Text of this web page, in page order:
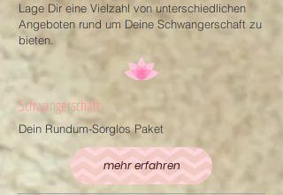
Lage Dir eine Vielzahl von unterschiedlichen
Angeboten rund um Deine Schwangerschaft zu
bieten.
Schwangerschaft
Dein Rundum-Sorglos Paket
mehr erfahren